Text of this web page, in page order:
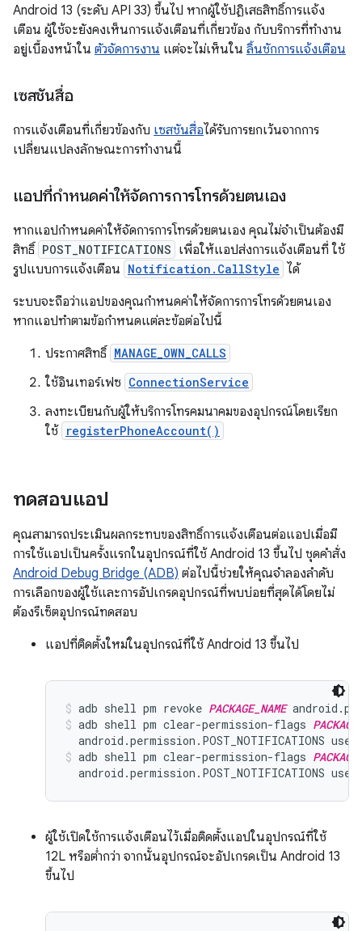
Android 13 (ระดับ API 33) ขึ้นไป หากผู้ใช้ปฏิเสธสิทธิ์การแจ้ง
เตือน ผู้ใช้จะยังคงเห็นการแจ้งเตือนที่เกี่ยวข้อง กับบริการที่ทำงาน
อยู่เบื้องหน้าใน ตัวจัดการงาน แต่จะไม่เห็นใน ลิ้นชักการแจ้งเตือน
เซสชันสื่อ
การแจ้งเตือนที่เกี่ยวข้องกับ เซสชันสื่อได้รับการยกเว้นจากการ
เปลี่ยนแปลงลักษณะการทำงานนี้
แอปที่กำหนดค่าให้จัดการการโทรด้วยตนเอง
หากแอปกำหนดค่าให้จัดการการโทรด้วยตนเอง คุณไม่จำเป็นต้องมี
สิทธิ์ POST_NOTIFICATIONS เพื่อให้แอปส่งการแจ้งเตือนที่ ใช้
รูปแบบการแจ้งเตือน Notification.CallStyle ได้
ระบบจะถือว่าแอปของคุณกำหนดค่าให้จัดการการโทรด้วยตนเอง
หากแอปทำตามข้อกำหนดแต่ละข้อต่อไปนี้
ประกาศสิทธิ์ MANAGE_OWN_CALLS
ใช้อินเทอร์เฟซ ConnectionService
ลงทะเบียนกับผู้ให้บริการโทรคมนาคมของอุปกรณ์โดยเรียก
ใช้ registerPhoneAccount()
ทดสอบแอป
คุณสามารถประเมินผลกระทบของสิทธิ์การแจ้งเตือนต่อแอปเมื่อมี
การใช้แอปเป็นครั้งแรกในอุปกรณ์ที่ใช้ Android 13 ขึ้นไป ชุดคำสั่ง
Android Debug Bridge (ADB) ต่อไปนี้ช่วยให้คุณจำลองลำดับ
การเลือกของผู้ใช้และการอัปเกรดอุปกรณ์ที่พบบ่อยที่สุดได้โดยไม่
ต้องรีเซ็ตอุปกรณ์ทดสอบ
แอปที่ติดตั้งใหม่ในอุปกรณ์ที่ใช้ Android 13 ขึ้นไป
adb shell pm revoke PACKAGE_NAME
adb shell pm clear-permission-flags
android.permission.POST_NOTIFICATIONS
adb shell pm clear-permission-flags
android.permission.POST_NOTIFICATIONS
ผู้ใช้เปิดใช้การแจ้งเตือนไว้เมื่อติดตั้งแอปในอุปกรณ์ที่ใช้
12L หรือต่ำกว่า จากนั้นอุปกรณ์จะอัปเกรดเป็น Android 13
ขึ้นไป